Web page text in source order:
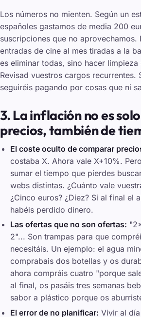
Los números no mienten. Según un
españoles gastamos de media 200
suscripciones que no aprovechamos.
entradas de cine al mes tiradas a la
es eliminar todas, sino hacer limpieza
Revisad vuestros cargos recurrentes.
seguiréis pagando por cosas que ni
3. La inflación no es
precios, también de
El coste oculto de comparar
costaba X. Ahora vale X+10%.
sumar el tiempo que pierdes
webs distintas. ¿Cuánto vale
¿Cinco euros? ¿Diez? Si al final el
habéis perdido dinero.
Las ofertas que no son ofertas:
2"... Son trampas para que
necesitáis. Un ejemplo: el agua
comprabais dos botellas y os
ahora compráis cuatro "porque
al final, os pasáis tres semanas
sabor a plástico porque os
El error de no planificar: Vivir al